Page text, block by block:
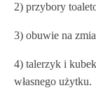
2) przybory
3) obuwie na
4) talerzyk i
własnego użytku.